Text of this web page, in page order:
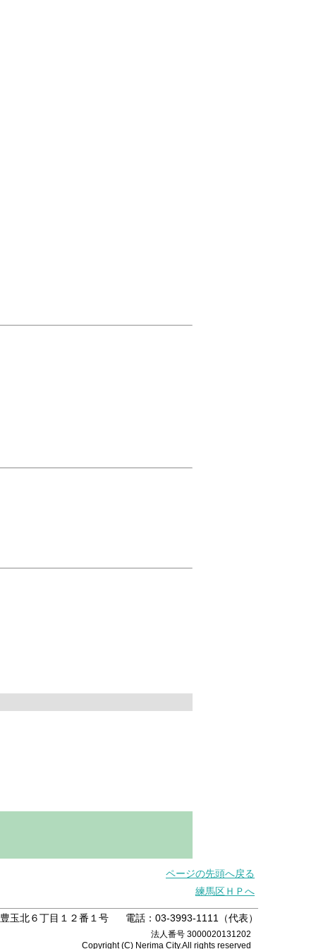
ページの先頭へ戻る
練馬区ＨＰへ
玉北６丁目１２番１号 電話：03-3993-1111（代表）
法人番号 3000020131202
Copyright (C) Nerima City.All rights reserved